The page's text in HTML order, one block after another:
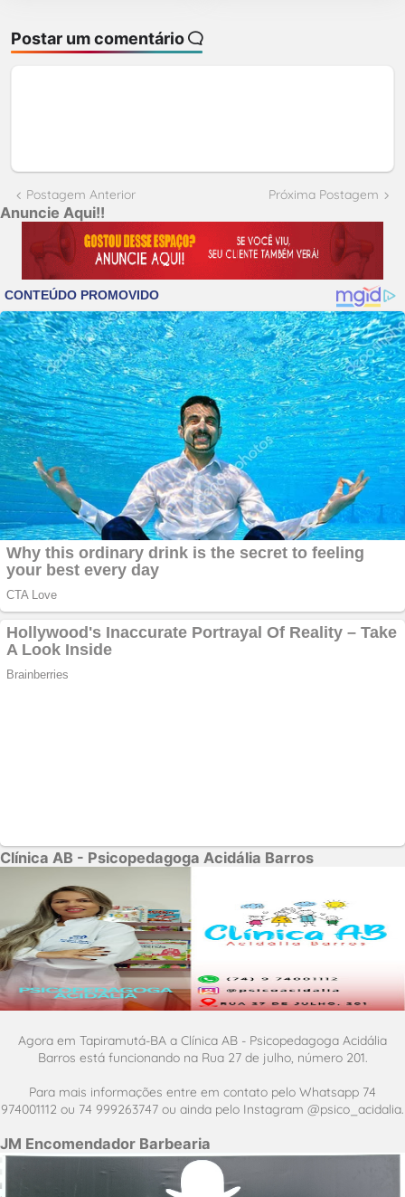
Postar um comentário
Postagem Anterior Próxima Postagem
Anuncie Aqui!!
Clínica AB - Psicopedagoga Acidália Barros
Agora em Tapiramutá-BA a Clínica AB - Psicopedagoga Acidália
Barros está funcionando na Rua 27 de julho, número 201.
Para mais informações entre em contato pelo Whatsapp 74
974001112 ou 74 999263747 ou ainda pelo Instagram @psico_acidalia.
JM Encomendador Barbearia